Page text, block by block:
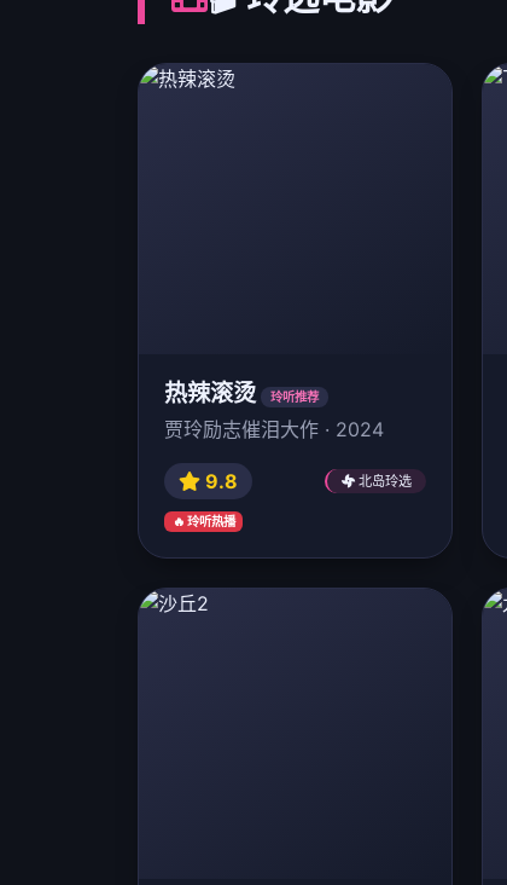
热辣滚烫 玲听推荐
贾玲励志催泪大作 · 2024
9.8 北岛玲选
🔥 玲听热播